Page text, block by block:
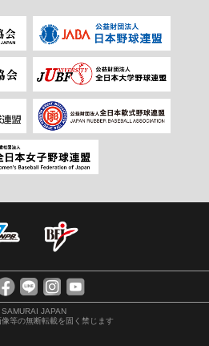
JAPAN
等の無断転載を固く禁じます